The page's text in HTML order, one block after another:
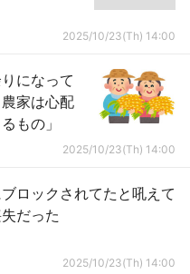
2025/10/23(Th) 14:00
になって
家は心配
もの」
2025/10/23(Th) 14:00
ロックされてたと吼えて
だった
2025/10/23(Th) 14:00